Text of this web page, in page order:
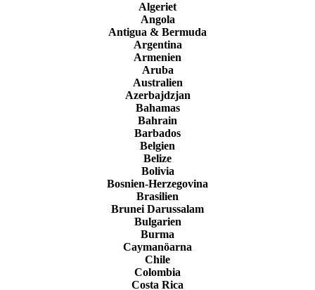
Algeriet
Angola
Antigua & Bermuda
Argentina
Armenien
Aruba
Australien
Azerbajdzjan
Bahamas
Bahrain
Barbados
Belgien
Belize
Bolivia
Bosnien-Herzegovina
Brasilien
Brunei Darussalam
Bulgarien
Burma
Caymanöarna
Chile
Colombia
Costa Rica